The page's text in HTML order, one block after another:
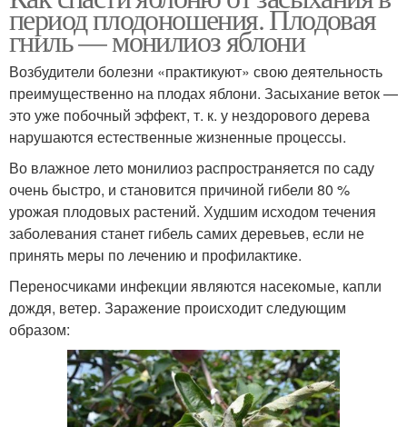
период плодоношения. Плодовая
гниль — монилиоз яблони
Возбудители болезни «практикуют» свою деятельность
преимущественно на плодах яблони. Засыхание веток —
это уже побочный эффект, т. к. у нездорового дерева
нарушаются естественные жизненные процессы.
Во влажное лето монилиоз распространяется по саду
очень быстро, и становится причиной гибели 80 %
урожая плодовых растений. Худшим исходом течения
заболевания станет гибель самих деревьев, если не
принять меры по лечению и профилактике.
Переносчиками инфекции являются насекомые, капли
дождя, ветер. Заражение происходит следующим
образом: